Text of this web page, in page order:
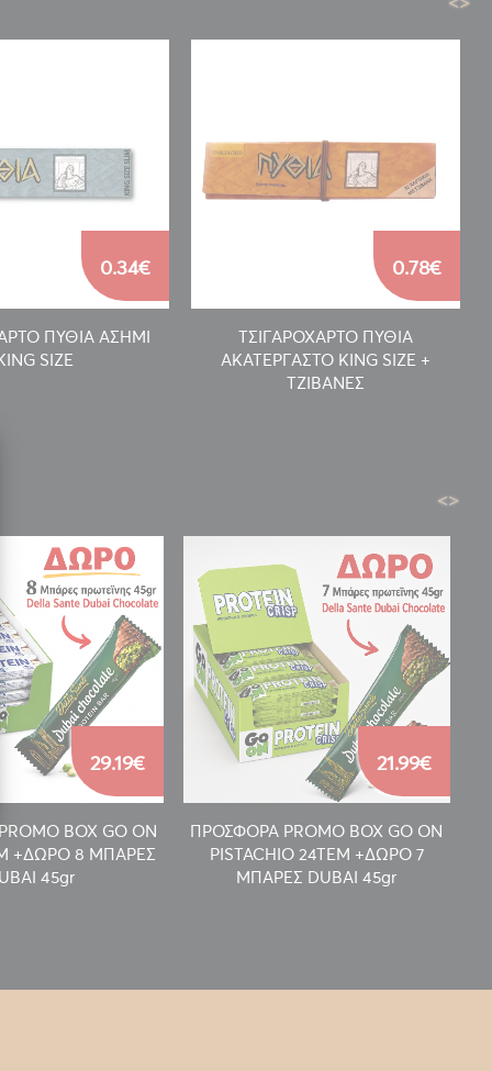
ΠΥΘΙΑ ΑΣΗΜΙ
SIZE
0.34€
ΤΣΙΓΑΡΟΧΑΡΤΟ ΠΥΘΙΑ
ΑΚΑΤΕΡΓΑΣΤΟ KING SIZE +
ΤΖΙΒΑΝΕΣ
0.78€
BOX GO ON
+ΔΩΡΟ 8 ΜΠΑΡΕΣ
45gr
29.19€
ΠΡΟΣΦΟΡΑ PROMO BOX GO ON
PISTACHIO 24TEM +ΔΩΡΟ 7
ΜΠΑΡΕΣ DUBAI 45gr
21.99€
<>